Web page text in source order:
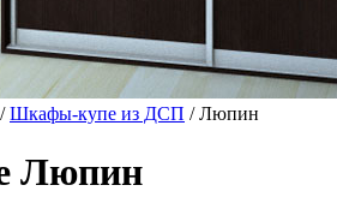
/Шкафы-купе из ДСП / Люпин
Люпин